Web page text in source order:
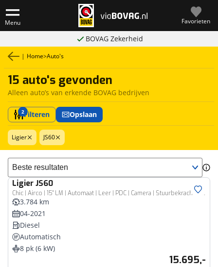
Menu Favorieten
BOVAG Zekerheid
| Home>Auto's
15 auto's gevonden
Alleen auto’s van erkende BOVAG bedrijven
2Filteren Opslaan
Ligier JS60
Sorteer resultaten
LigierJS60
Chic | Airco | 15" LM | Automaat | Leer | PDC | Camera | Stuurbekrachtiging | Zeer weinig km | Two tone |
3.784 km
04-2021
Diesel
Automatisch
8 pk (6 kW)
15.695,-